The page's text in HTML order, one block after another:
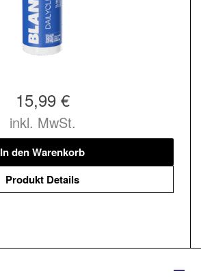
15,99 €
inkl. MwSt.
In den Warenkorb
Produkt Details